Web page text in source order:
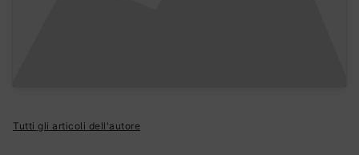
Tutti gli articoli dell'autore